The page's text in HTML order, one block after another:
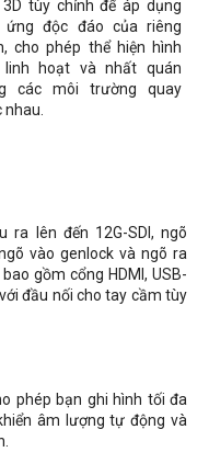
3D tùy chỉnh để áp dụng
ứng độc đáo của riêng
cho phép thể hiện hình
linh hoạt và nhất quán
các môi trường quay
nhau.
ra lên đến 12G-SDI, ngõ
vào genlock và ngõ ra
gồm cổng HDMI, USB-
đầu nối cho tay cầm tùy
phép bạn ghi hình tối đa
âm lượng tự động và